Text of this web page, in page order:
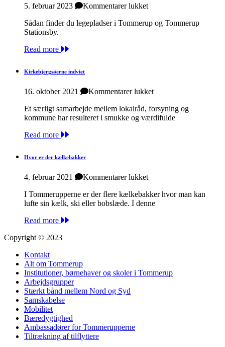
5. februar 2023 Kommentarer lukkettil
i
Sådan finder du legepladser i Tommerup og Tommerup
Stationsby.
Read more
Kirkebjergsøerne indviet
16. oktober 2021 Kommentarer lukkettil
indviet
Et særligt samarbejde mellem lokalråd, forsyning og
kommune har resulteret i smukke og værdifulde
Read more
Hvor er der kælkebakker
4. februar 2021 Kommentarer lukkettil
er
der
I Tommerupperne er der flere kælkebakker hvor man kan
lufte sin kælk, ski eller bobslæde. I denne
Read more
Copyright © 2023
Kontakt
Alt om Tommerup
Institutioner, børnehaver og skoler i Tommerup
Arbejdsgrupper
Stærkt bånd mellem Nord og Syd
Samskabelse
Mobilitet
Bæredygtighed
Ambassadører for Tommerupperne
Tiltrækning af tilflyttere